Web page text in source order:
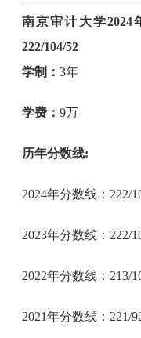
南京审计大学2024
222/104/52
学制：3年
学费：9万
历年分数线:
2024年分数线：222/
2023年分数线：222/
2022年分数线：213/
2021年分数线：221/